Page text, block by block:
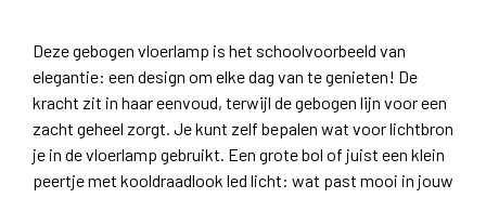
Deze gebogen vloerlamp is het schoolvoorbeeld van
elegantie: een design om elke dag van te genieten! De
kracht zit in haar eenvoud, terwijl de gebogen lijn voor een
zacht geheel zorgt. Je kunt zelf bepalen wat voor lichtbron
je in de vloerlamp gebruikt. Een grote bol of juist een klein
peertje met kooldraadlook led licht: wat past mooi in jouw